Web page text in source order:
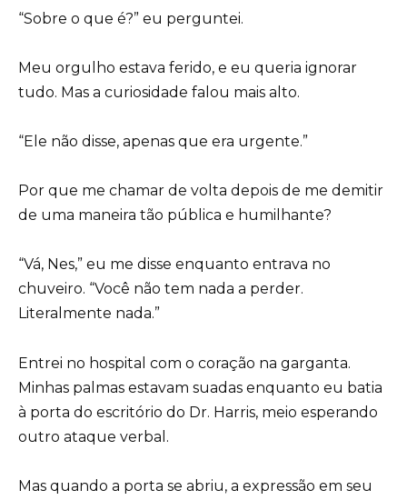
“Sobre o que é?” eu perguntei.
Meu orgulho estava ferido, e eu queria ignorar
tudo. Mas a curiosidade falou mais alto.
“Ele não disse, apenas que era urgente.”
Por que me chamar de volta depois de me demitir
de uma maneira tão pública e humilhante?
“Vá, Nes,” eu me disse enquanto entrava no
chuveiro. “Você não tem nada a perder.
Literalmente nada.”
Entrei no hospital com o coração na garganta.
Minhas palmas estavam suadas enquanto eu batia
à porta do escritório do Dr. Harris, meio esperando
outro ataque verbal.
Mas quando a porta se abriu, a expressão em seu